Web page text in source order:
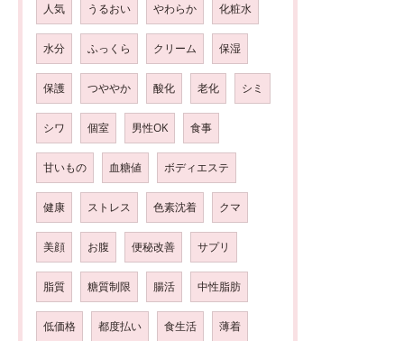
人気 うるおい やわらか 化粧水
水分 ふっくら クリーム 保湿
保護 つややか 酸化 老化 シミ
シワ 個室 男性OK 食事
甘いもの 血糖値 ボディエステ
健康 ストレス 色素沈着 クマ
美顔 お腹 便秘改善 サプリ
脂質 糖質制限 腸活 中性脂肪
低価格 都度払い 食生活 薄着